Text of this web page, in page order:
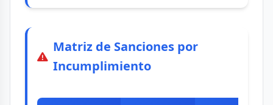
Matriz de Sanciones por
Incumplimiento